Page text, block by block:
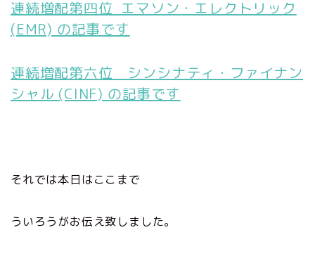
連続増配第四位 エマソン・エレクトリック
(EMR) の記事です
連続増配第六位 シンシナティ・ファイナン
シャル (CINF) の記事です
それでは本日はここまで
ういろうがお伝え致しました。